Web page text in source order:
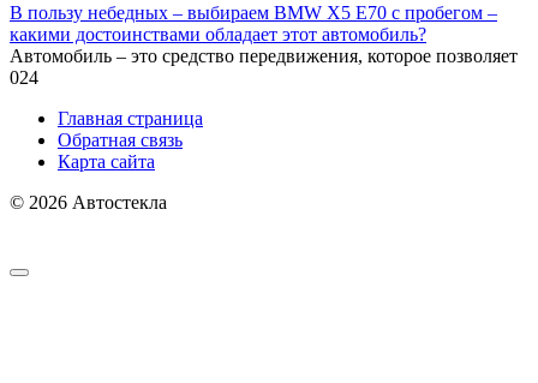
В пользу небедных – выбираем BMW X5 E70 с пробегом –
какими достоинствами обладает этот автомобиль?
Автомобиль – это средство передвижения, которое позволяет
024
Главная страница
Обратная связь
Карта сайта
© 2026 Автостекла